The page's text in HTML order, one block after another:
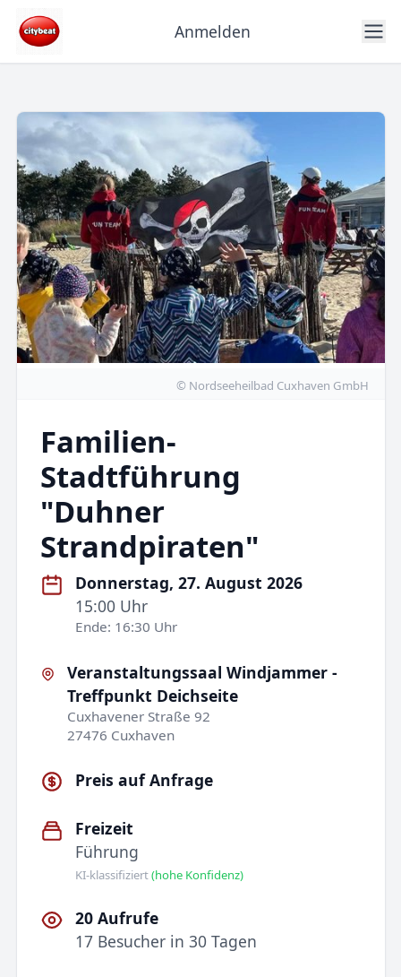
Anmelden
© Nordseeheilbad Cuxhaven GmbH
Familien-
Stadtführung
"Duhner
Strandpiraten"
Donnerstag, 27. August 2026
15:00 Uhr
Ende: 16:30 Uhr
Veranstaltungssaal Windjammer -
Treffpunkt Deichseite
Cuxhavener Straße 92
27476 Cuxhaven
Preis auf Anfrage
Freizeit
Führung
KI-klassifiziert(hohe Konfidenz)
20 Aufrufe
17 Besucher in 30 Tagen